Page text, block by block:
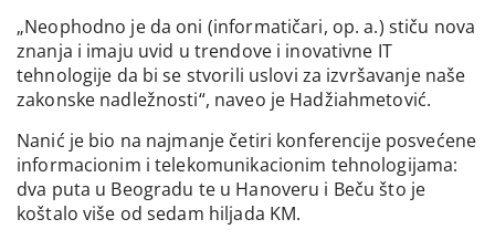
„Neophodno je da oni (informatičari, op. a.) stiču nova
znanja i imaju uvid u trendove i inovativne IT
tehnologije da bi se stvorili uslovi za izvršavanje naše
zakonske nadležnosti“, naveo je Hadžiahmetović.
Nanić je bio na najmanje četiri konferencije posvećene
informacionim i telekomunikacionim tehnologijama:
dva puta u Beogradu te u Hanoveru i Beču što je
koštalo više od sedam hiljada KM.